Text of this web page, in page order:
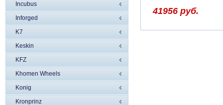
Incubus
Inforged
K7
Keskin
KFZ
Khomen Wheels
Konig
Kronprinz
41956 руб.